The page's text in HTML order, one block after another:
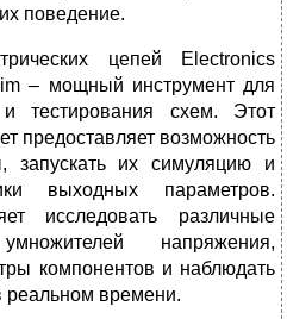
поведение.
цепей Electronics
– мощный инструмент для
и тестирования схем. Этот
предоставляет возможность
запускать их симуляцию и
выходных параметров.
исследовать различные
напряжения,
компонентов и наблюдать
реальном времени.